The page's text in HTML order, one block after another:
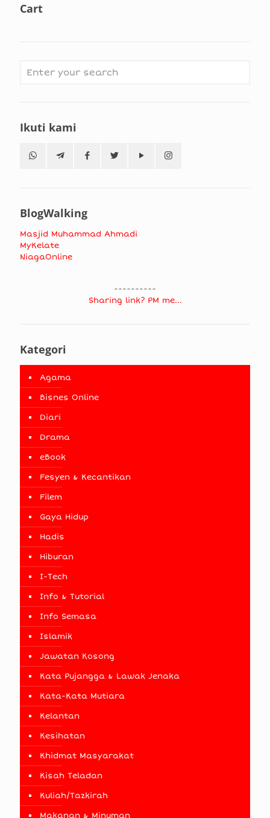
Cart
Ikuti kami
BlogWalking
Masjid Muhammad Ahmadi
MyKelate
NiagaOnline
----------
Sharing link? PM me...
Kategori
Agama
Bisnes Online
Diari
Drama
eBook
Fesyen & Kecantikan
Filem
Gaya Hidup
Hadis
Hiburan
I-Tech
Info & Tutorial
Info Semasa
Islamik
Jawatan Kosong
Kata Pujangga & Lawak Jenaka
Kata-Kata Mutiara
Kelantan
Kesihatan
Khidmat Masyarakat
Kisah Teladan
Kuliah/Tazkirah
Makanan & Minuman